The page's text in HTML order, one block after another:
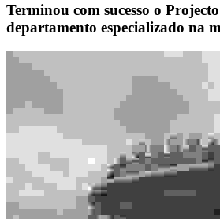
Terminou com sucesso o
departamento especializado na